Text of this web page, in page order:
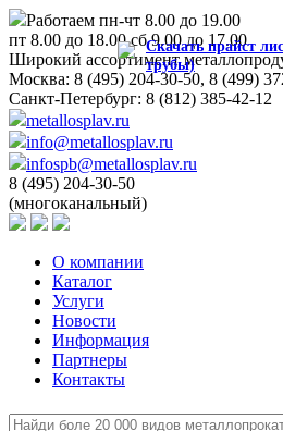
Работаем пн-чт 8.00 до 19.00
пт 8.00 до 18.00 сб 9.00 до 17.00
Широкий ассортимент
Москва: 8 (495) 204-30-50, 8 (499)
Санкт-Петербург: 8 (812) 385-42-12
metallosplav.ru
info@metallosplav.ru
infospb@metallosplav.ru
8 (495) 204-30-50
(многоканальный)
О компании
Каталог
Услуги
Новости
Информация
Партнеры
Контакты
Скачать прайст
трубы)